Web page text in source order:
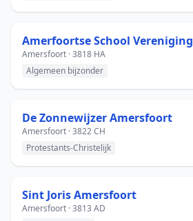
Amerfoortse School Vereniging
Amersfoort · 3818 HA
Algemeen bijzonder
De Zonnewijzer Amersfoort
Amersfoort · 3822 CH
Protestants-Christelijk
Sint Joris Amersfoort
Amersfoort · 3813 AD